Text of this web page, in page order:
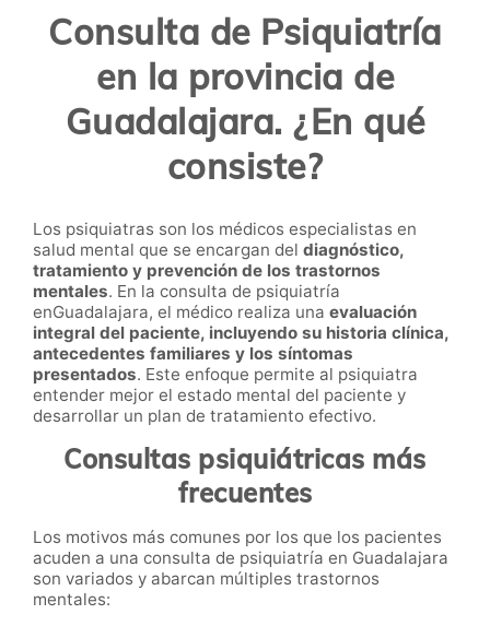
Consulta de Psiquiatría
en la provincia de
Guadalajara. ¿En qué
consiste?
Los psiquiatras son los médicos especialistas en
salud mental que se encargan del diagnóstico,
tratamiento y prevención de los trastornos
mentales. En la consulta de psiquiatría
enGuadalajara, el médico realiza una evaluación
integral del paciente, incluyendo su historia clínica,
antecedentes familiares y los síntomas
presentados. Este enfoque permite al psiquiatra
entender mejor el estado mental del paciente y
desarrollar un plan de tratamiento efectivo.
Consultas psiquiátricas más
frecuentes
Los motivos más comunes por los que los pacientes
acuden a una consulta de psiquiatría en Guadalajara
son variados y abarcan múltiples trastornos
mentales: